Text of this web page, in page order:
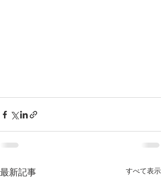
最新記事 すべて表示